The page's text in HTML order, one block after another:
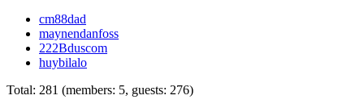
cm88dad
maynendanfoss
222Bduscom
huybilalo
Total: 281 (members: 5, guests: 276)